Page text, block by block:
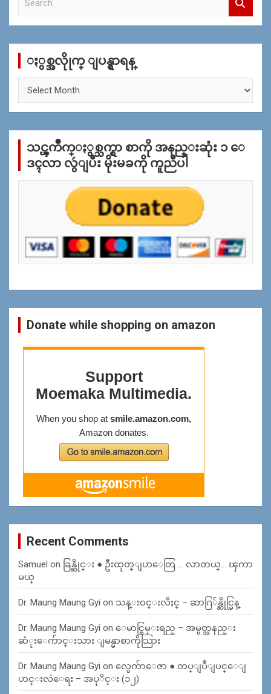
c
ႏွစ္အလိုုက္ ျပန္ရွာရန္
န္
သင္ၾကိဳက္ႏွစ္သက္ရာ စာကို အနည္းဆုံး ၁ ေ
ဒၚလာ လွဴျပီး မိုးမခကို ကူညီပါ
Donate while shopping on amazon
Recent Comments
Samuel on ခြန္ဆိုင္း ● ဦးထုတ္ျပာေတြ … လာတယ္… ၾကာ
မယ္
Dr. Maung Maung Gyi on သန္း၀င္းလိႈင္ – ဆာဂြ်န္ဆိုင္မြန္
Dr. Maung Maung Gyi on ေမာင္စြမ္းရည္ – အမွတ္အနည္း
ဆံုးေက်ာင္းသား ျမန္မာစာကိုသြား
Dr. Maung Maung Gyi on လွေက်ာေဇာ ● တပ္ျပဳျပင္ေျ
ပာင္းလဲေရး – အပုိင္း (၁၂)